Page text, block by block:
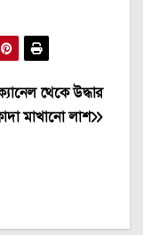
থেকে উদ্ধার
মাখানো লাশ